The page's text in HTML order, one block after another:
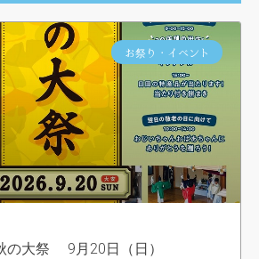
お祭り・イベント
の大祭 9月20日（日）